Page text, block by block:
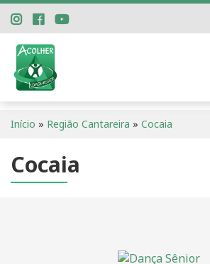
Início » Região Cantareira » Cocaia
Cocaia